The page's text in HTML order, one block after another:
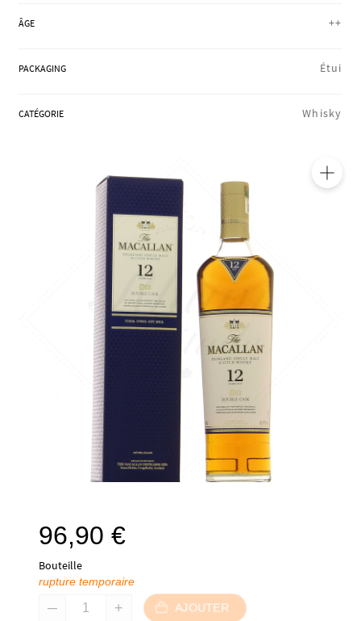
ÂGE ++
PACKAGING Étui
CATÉGORIE Whisky
96,90 €
Bouteille
rupture temporaire
AJOUTER